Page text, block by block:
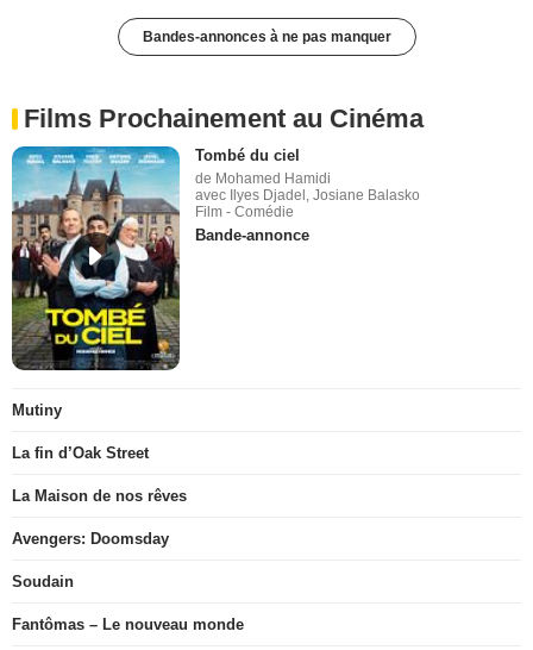
Bandes-annonces à ne pas manquer
Films Prochainement au Cinéma
Tombé du ciel
de Mohamed Hamidi
avec Ilyes Djadel, Josiane Balasko
Film - Comédie
Bande-annonce
Mutiny
La fin d’Oak Street
La Maison de nos rêves
Avengers: Doomsday
Soudain
Fantômas – Le nouveau monde